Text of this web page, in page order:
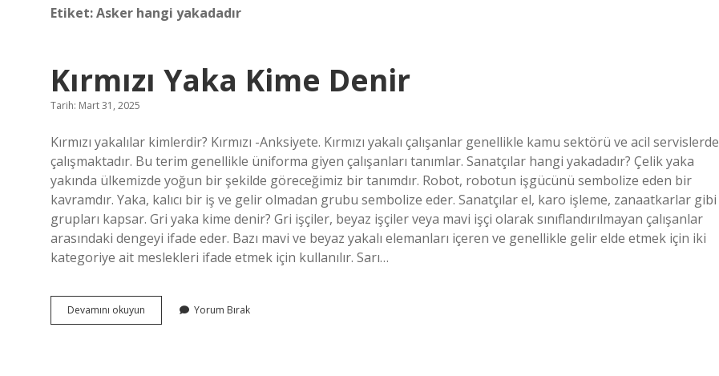
Etiket:Asker hangi yakadadır
Kırmızı Yaka Kime Denir
Tarih: Mart 31, 2025
Kırmızı yakalılar kimlerdir? Kırmızı -Anksiyete. Kırmızı yakalı çalışanlar genellikle kamu sektörü ve acil servislerde
çalışmaktadır. Bu terim genellikle üniforma giyen çalışanları tanımlar. Sanatçılar hangi yakadadır? Çelik yaka
yakında ülkemizde yoğun bir şekilde göreceğimiz bir tanımdır. Robot, robotun işgücünü sembolize eden bir
kavramdır. Yaka, kalıcı bir iş ve gelir olmadan grubu sembolize eder. Sanatçılar el, karo işleme, zanaatkarlar gibi
grupları kapsar. Gri yaka kime denir? Gri işçiler, beyaz işçiler veya mavi işçi olarak sınıflandırılmayan çalışanlar
arasındaki dengeyi ifade eder. Bazı mavi ve beyaz yakalı elemanları içeren ve genellikle gelir elde etmek için iki
kategoriye ait meslekleri ifade etmek için kullanılır. Sarı…
Devamını okuyun
Yaka
Yorum Bırak